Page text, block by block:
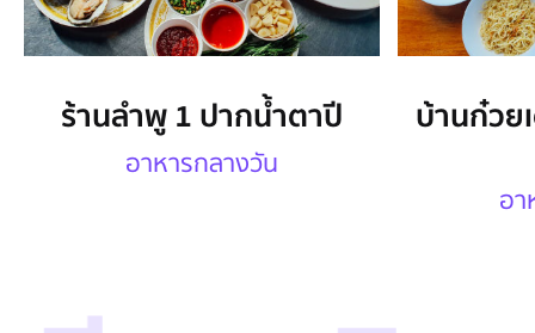
ร้านลำพู 1 ปากน้ำตาปี
อาหารกลางวัน
บ้านก๋วย
อ